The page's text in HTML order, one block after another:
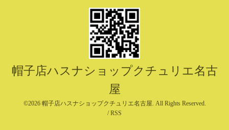
帽子店ハスナショップクチュリエ名古
屋
©2026 帽子店ハスナショップクチュリエ名古屋 . All Rights Reserved.
/RSS